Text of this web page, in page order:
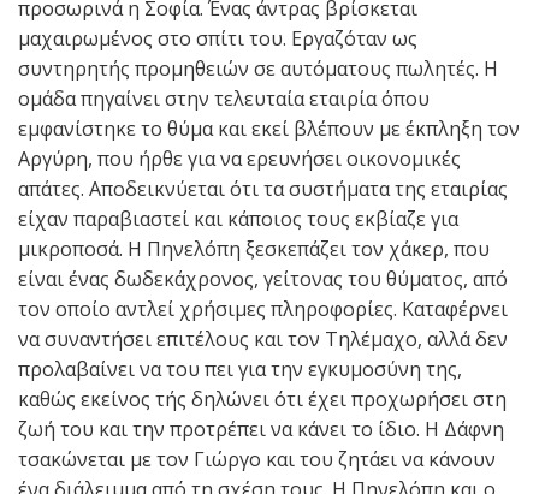
προσωρινά η Σοφία. Ένας άντρας βρίσκεται
μαχαιρωμένος στο σπίτι του. Εργαζόταν ως
συντηρητής προμηθειών σε αυτόματους πωλητές. Η
ομάδα πηγαίνει στην τελευταία εταιρία όπου
εμφανίστηκε το θύμα και εκεί βλέπουν με έκπληξη τον
Αργύρη, που ήρθε για να ερευνήσει οικονομικές
απάτες. Αποδεικνύεται ότι τα συστήματα της εταιρίας
είχαν παραβιαστεί και κάποιος τους εκβίαζε για
μικροποσά. Η Πηνελόπη ξεσκεπάζει τον χάκερ, που
είναι ένας δωδεκάχρονος, γείτονας του θύματος, από
τον οποίο αντλεί χρήσιμες πληροφορίες. Καταφέρνει
να συναντήσει επιτέλους και τον Τηλέμαχο, αλλά δεν
προλαβαίνει να του πει για την εγκυμοσύνη της,
καθώς εκείνος τής δηλώνει ότι έχει προχωρήσει στη
ζωή του και την προτρέπει να κάνει το ίδιο. Η Δάφνη
τσακώνεται με τον Γιώργο και του ζητάει να κάνουν